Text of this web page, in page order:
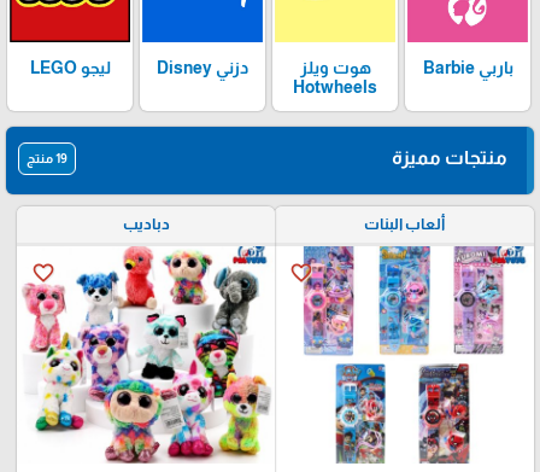
باربي Barbie
هوت ويلز
دزني Disney ليجو LEGO
منتجات مميزة 19 منتج
favorite_border
favorite_border